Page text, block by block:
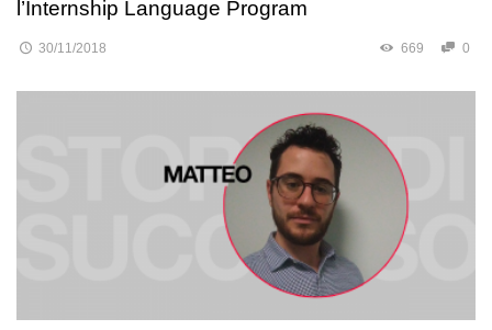
l’Internship Language Program
30/11/2018 669 0